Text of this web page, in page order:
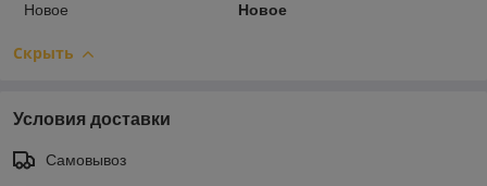
Новое Новое
Скрыть
Условия доставки
Самовывоз